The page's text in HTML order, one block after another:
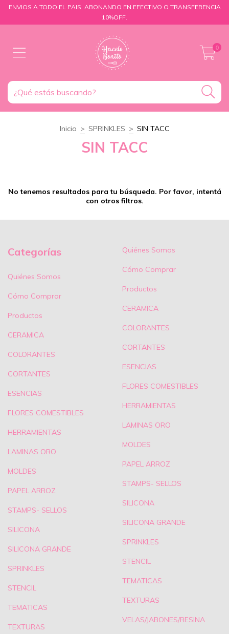
ENVIOS A TODO EL PAIS. ABONANDO EN EFECTIVO O TRANSFERENCIA
10%OFF.
0
Inicio > SPRINKLES > SIN TACC
SIN TACC
No tenemos resultados para tu búsqueda. Por favor, intentá
con otros filtros.
Categorías
Quiénes Somos
Cómo Comprar
Productos
CERAMICA
COLORANTES
CORTANTES
ESENCIAS
FLORES COMESTIBLES
HERRAMIENTAS
LAMINAS ORO
MOLDES
PAPEL ARROZ
STAMPS- SELLOS
SILICONA
SILICONA GRANDE
SPRINKLES
STENCIL
TEMATICAS
TEXTURAS
Quiénes Somos
Cómo Comprar
Productos
CERAMICA
COLORANTES
CORTANTES
ESENCIAS
FLORES COMESTIBLES
HERRAMIENTAS
LAMINAS ORO
MOLDES
PAPEL ARROZ
STAMPS- SELLOS
SILICONA
SILICONA GRANDE
SPRINKLES
STENCIL
TEMATICAS
TEXTURAS
VELAS/JABONES/RESINA